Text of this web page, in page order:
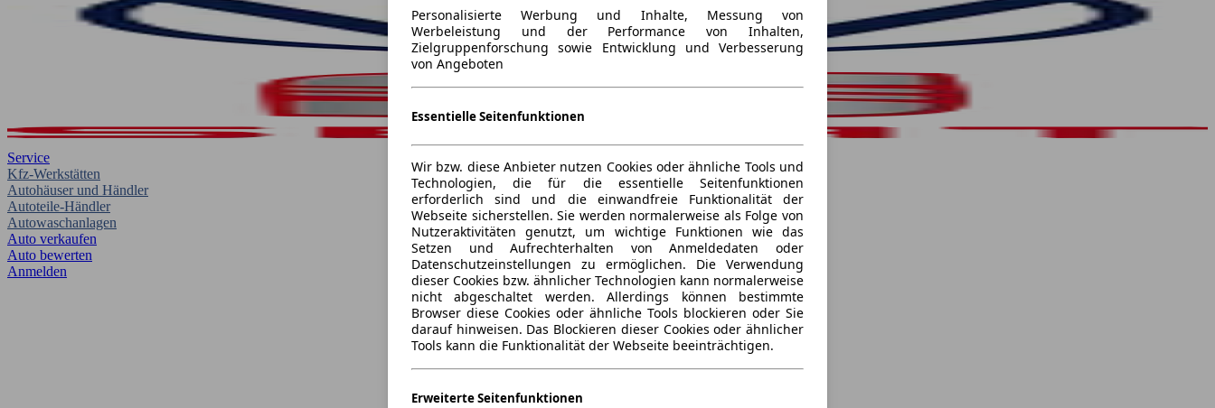
Service
Kfz-Werkstätten
Autohäuser und Händler
Autoteile-Händler
Autowaschanlagen
Auto verkaufen
Auto bewerten
Anmelden
Personalisierte Werbung und Inhalte, Messung von
Werbeleistung und der Performance von Inhalten,
Zielgruppenforschung sowie Entwicklung und Verbesserung
von Angeboten
Essentielle Seitenfunktionen
Wir bzw. diese Anbieter nutzen Cookies oder ähnliche Tools und
Technologien, die für die essentielle Seitenfunktionen
erforderlich sind und die einwandfreie Funktionalität der
Webseite sicherstellen. Sie werden normalerweise als Folge von
Nutzeraktivitäten genutzt, um wichtige Funktionen wie das
Setzen und Aufrechterhalten von Anmeldedaten oder
Datenschutzeinstellungen zu ermöglichen. Die Verwendung
dieser Cookies bzw. ähnlicher Technologien kann normalerweise
nicht abgeschaltet werden. Allerdings können bestimmte
Browser diese Cookies oder ähnliche Tools blockieren oder Sie
darauf hinweisen. Das Blockieren dieser Cookies oder ähnlicher
Tools kann die Funktionalität der Webseite beeinträchtigen.
Erweiterte Seitenfunktionen